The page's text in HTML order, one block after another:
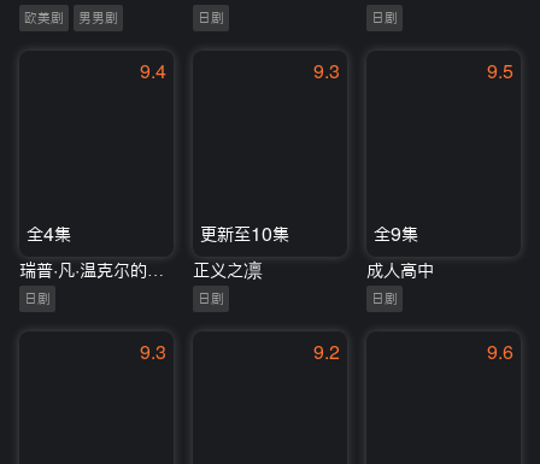
欧美剧 男男剧 日剧 日剧
9.4
全4集
日剧
9.3
更新至10集
正义之凛
日剧
9.5
全9集
成人高中
日剧
9.3 9.2 9.6